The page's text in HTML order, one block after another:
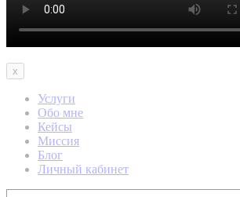
x
Услуги
Обо мне
Кейсы
Миссия
Блог
Личный кабинет